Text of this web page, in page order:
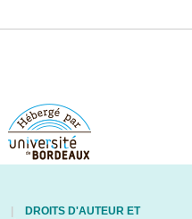
DROITS D'AUTEUR ET